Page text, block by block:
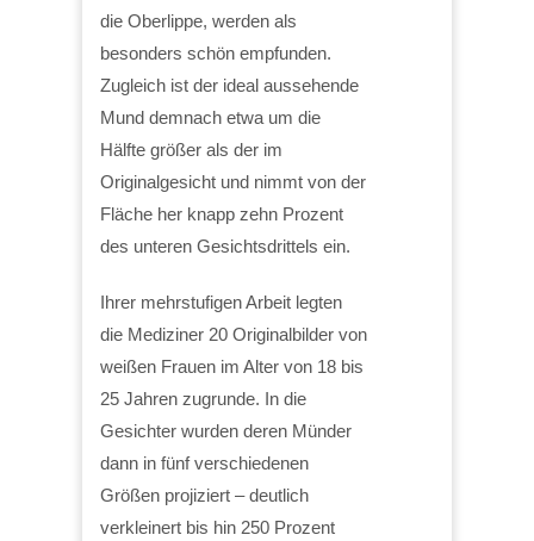
die Oberlippe, werden als
besonders schön empfunden.
Zugleich ist der ideal aussehende
Mund demnach etwa um die
Hälfte größer als der im
Originalgesicht und nimmt von der
Fläche her knapp zehn Prozent
des unteren Gesichtsdrittels ein.
Ihrer mehrstufigen Arbeit legten
die Mediziner 20 Originalbilder von
weißen Frauen im Alter von 18 bis
25 Jahren zugrunde. In die
Gesichter wurden deren Münder
dann in fünf verschiedenen
Größen projiziert – deutlich
verkleinert bis hin 250 Prozent